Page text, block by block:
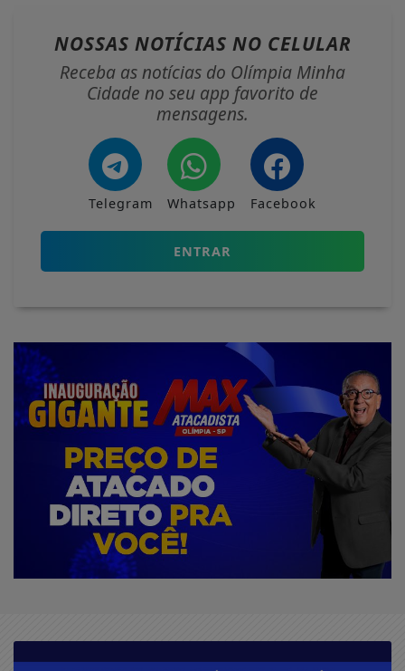
NOSSAS NOTÍCIAS NO CELULAR
Receba as notícias do Olímpia Minha
Cidade no seu app favorito de
mensagens.
Telegram Whatsapp Facebook
ENTRAR